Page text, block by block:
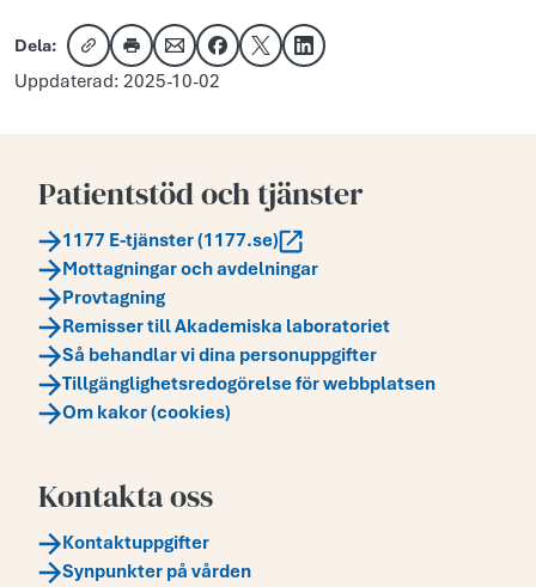
Dela:
Kopiera länk
Skriv utDela via e-post
Dela på Facebook
Dela på XDela på LinkedIn
Uppdaterad: 2025-10-02
Patientstöd och tjänster
1177 E-tjänster (1177.se)
Mottagningar och avdelningar
Provtagning
Remisser till Akademiska laboratoriet
Så behandlar vi dina personuppgifter
Tillgänglighetsredogörelse för webbplatsen
Om kakor (cookies)
Kontakta oss
Kontaktuppgifter
Synpunkter på vården